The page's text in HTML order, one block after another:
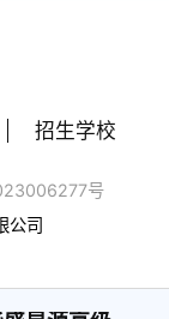
招生学校
号
公司